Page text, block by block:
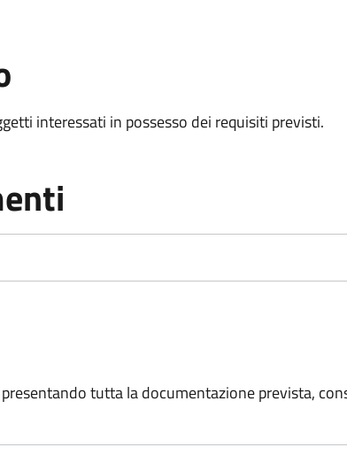
interessati in possesso dei requisiti previsti.
tutta la documentazione prevista,